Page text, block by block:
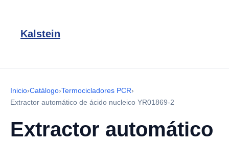
Kalstein
Inicio›Catálogo›Termocicladores PCR›
Extractor automático de ácido nucleico YR01869-2
Extractor automático